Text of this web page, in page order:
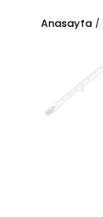
Anasayfa